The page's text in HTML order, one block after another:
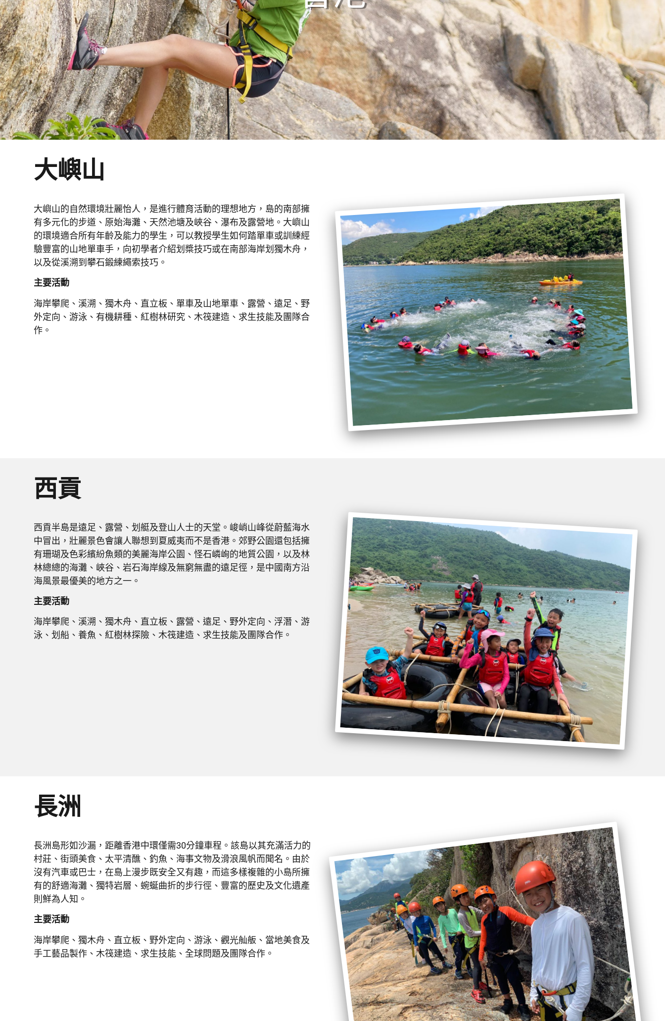
大嶼山
大嶼山的自然環境壯麗怡人，是進行體育活動的理想地方，島的南部擁
有多元化的步道、原始海灘、天然池塘及峽谷、瀑布及露營地。大嶼山
的環境適合所有年齡及能力的學生，可以教授學生如何踏單車或訓練經
驗豐富的山地單車手，向初學者介紹划槳技巧或在南部海岸划獨木舟，
以及從溪溯到攀石鍛練繩索技巧。
主要活動
海岸攀爬、溪溯、獨木舟、直立板、單車及山地單車、露營、遠足、野
外定向、游泳、有機耕種、紅樹林研究、木筏建造、求生技能及團隊合
作。
西貢​
西貢半島是遠足、露營、划艇及登山人士的天堂。峻峭山峰從蔚藍海水
中冒出，壯麗景色會讓人聯想到夏威夷而不是香港。郊野公園還包括擁
有珊瑚及色彩繽紛魚類的美麗海岸公園、怪石嶙峋的地質公園，以及林
林總總的海灘、峽谷、岩石海岸線及無窮無盡的遠足徑，是中國南方沿
海風景最優美的地方之一。
主要活動
海岸攀爬、溪溯、獨木舟、直立板、露營、遠足、野外定向、浮潛、游
泳、划船、養魚、紅樹林探險、木筏建造、求生技能及團隊合作。
長洲
長洲島形如沙漏，距離香港中環僅需30分鐘車程。該島以其充滿活力的
村莊、街頭美食、太平清醮、釣魚、海事文物及滑浪風帆而聞名。由於
沒有汽車或巴士，在島上漫步既安全又有趣，而這多樣複雜的小島所擁
有的舒適海灘、獨特岩層、蜿蜒曲折的步行徑、豐富的歷史及文化遺產
則鮮為人知。
主要活動
海岸攀爬、獨木舟、直立板、野外定向、游泳、觀光舢舨、當地美食及
手工藝品製作、木筏建造、求生技能、全球問題及團隊合作。